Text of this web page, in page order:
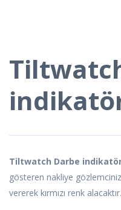
Tiltwatch Darbe
gösteren nakliye
vererek kırmızı renk alacaktır.